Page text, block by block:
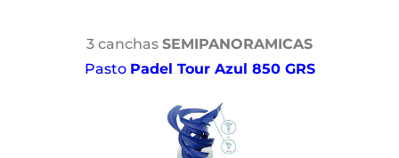
3 canchas SEMIPANORAMICAS
Pasto Padel Tour Azul 850 GRS